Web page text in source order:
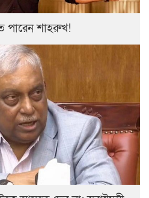
পারেন শাহরুখ!